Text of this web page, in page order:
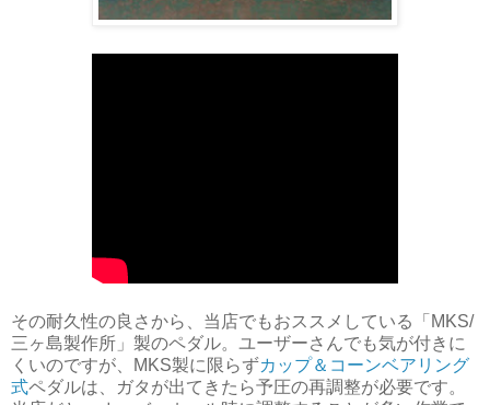
その耐久性の良さから、当店でもおススメしている「MKS/
三ヶ島製作所」製のペダル。ユーザーさんでも気が付きに
くいのですが、MKS製に限らずカップ＆コーンベアリング
式ペダルは、ガタが出てきたら予圧の再調整が必要です。